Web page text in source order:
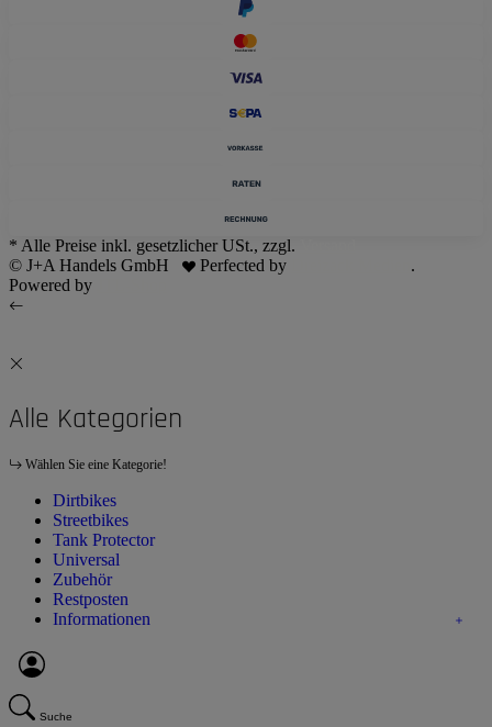
* Alle Preise inkl. gesetzlicher USt., zzgl.
© J+A Handels GmbH
Perfected by
.
Powered by
Alle Kategorien
Wählen Sie eine Kategorie!
Dirtbikes
Streetbikes
Tank Protector
Universal
Zubehör
Restposten
Informationen
Suche